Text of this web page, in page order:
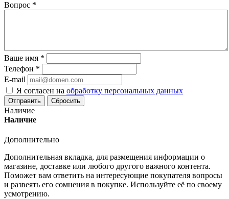
Вопрос *
Ваше имя *
Телефон *
E-mail
Я согласен на обработку персональных данных
Сбросить
Наличие
Наличие
Дополнительно
Дополнительная вкладка, для размещения информации о
магазине, доставке или любого другого важного контента.
Поможет вам ответить на интересующие покупателя вопросы
и развеять его сомнения в покупке. Используйте её по своему
усмотрению.